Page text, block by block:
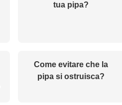
tua pipa?
Come evitare che la
pipa si ostruisca?